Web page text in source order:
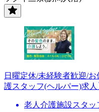
日曜定休/未経験者歓迎/
護スタッフ(ヘルパー)求人
老人介護施設スタッ